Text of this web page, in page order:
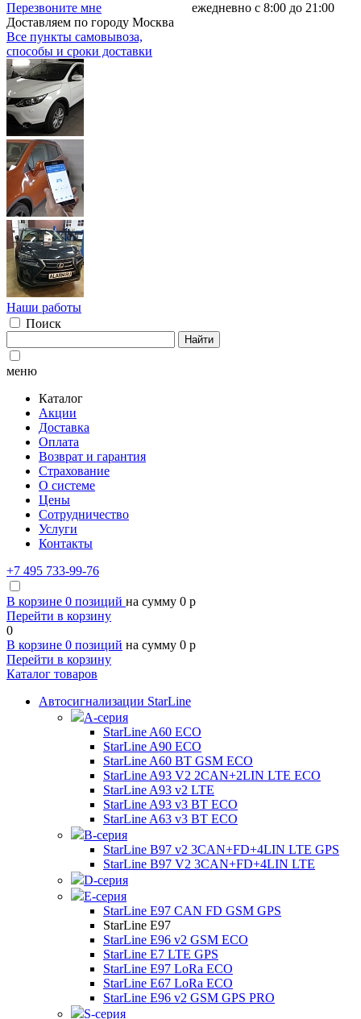
Перезвоните мне
ежедневно с 8:00 до 21:00
Доставляем по городу Москва
Все пункты самовывоза,
способы и сроки доставки
Наши работы
Поиск
Найти
меню
Каталог
Акции
Доставка
Оплата
Возврат и гарантия
Страхование
О системе
Цены
Сотрудничество
Услуги
Контакты
+7 495 733-99-76
В корзине 0 позиций на сумму 0 p
Перейти в корзину
0
В корзине 0 позиций на сумму 0 p
Перейти в корзину
Каталог товаров
Автосигнализации StarLine
А-серия
StarLine A60 ECO
StarLine A90 ECO
StarLine A60 BT GSM ECO
StarLine A93 V2 2CAN+2LIN LTE ECO
StarLine A93 v2 LTE
StarLine A93 v3 BT ECO
StarLine A63 v3 BT ECO
B-серия
StarLine B97 v2 3CAN+FD+4LIN LTE GPS
StarLine B97 V2 3CAN+FD+4LIN LTE
D-серия
E-серия
StarLine E97 CAN FD GSM GPS
StarLine E97
StarLine E96 v2 GSM ECO
StarLine E7 LTE GPS
StarLine E97 LoRa ECO
StarLine E67 LoRa ECO
StarLine E96 v2 GSM GPS PRO
S-серия